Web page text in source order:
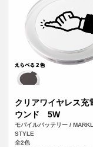
クリアワイヤレス充
ウンド 5W
モバイルバッテリー /
STYLE
全2色